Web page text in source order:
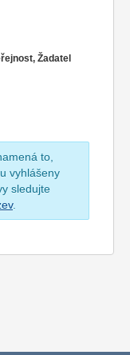
Žadatel
to,
vyhlášeny
sledujte
.